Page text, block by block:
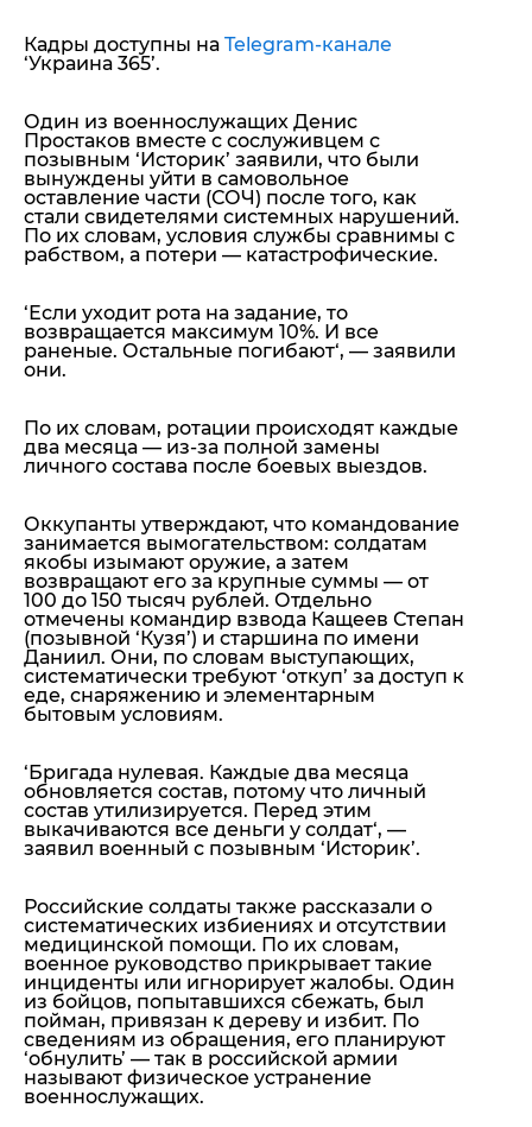
Кадры доступны на Telegram-канале
‘Украина 365’.
Один из военнослужащих Денис
Простаков вместе с сослуживцем с
позывным ‘Историк’ заявили, что были
вынуждены уйти в самовольное
оставление части (СОЧ) после того, как
стали свидетелями системных нарушений.
По их словам, условия службы сравнимы с
рабством, а потери — катастрофические.
‘ Если уходит рота на задание, то
возвращается максимум 10%. И все
раненые. Остальные погибают‘, — заявили
они.
По их словам, ротации происходят каждые
два месяца — из-за полной замены
личного состава после боевых выездов.
Оккупанты утверждают, что командование
занимается вымогательством: солдатам
якобы изымают оружие, а затем
возвращают его за крупные суммы — от
100 до 150 тысяч рублей. Отдельно
отмечены командир взвода Кащеев Степан
(позывной ‘Кузя’) и старшина по имени
Даниил. Они, по словам выступающих,
систематически требуют ‘откуп’ за доступ к
еде, снаряжению и элементарным
бытовым условиям.
‘ Бригада нулевая. Каждые два месяца
обновляется состав, потому что личный
состав утилизируется. Перед этим
выкачиваются все деньги у солдат‘, —
заявил военный с позывным ‘Историк’.
Российские солдаты также рассказали о
систематических избиениях и отсутствии
медицинской помощи. По их словам,
военное руководство прикрывает такие
инциденты или игнорирует жалобы. Один
из бойцов, попытавшихся сбежать, был
пойман, привязан к дереву и избит. По
сведениям из обращения, его планируют
‘обнулить’ — так в российской армии
называют физическое устранение
военнослужащих.